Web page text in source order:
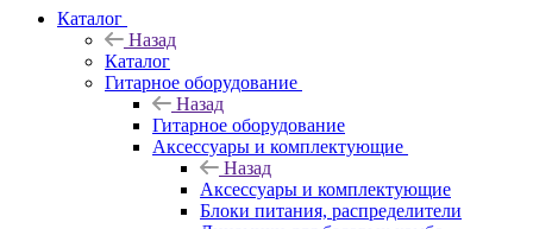
Каталог
Назад
Каталог
Гитарное оборудование
Назад
Гитарное оборудование
Аксессуары и комплектующие
Назад
Аксессуары и комплектующие
Блоки питания, распределители